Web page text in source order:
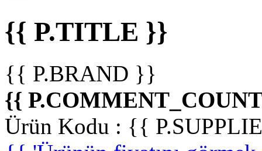
{{ P.TITLE }}
{{ P.BRAND }}
{{
Ürün Kodu : {{